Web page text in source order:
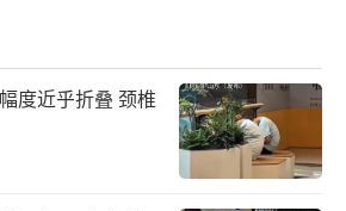
度近乎折叠 颈椎